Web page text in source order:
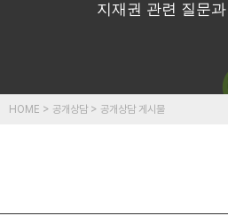
지재권 관련 질문
HOME > 공개상담 > 공개상담 게시물